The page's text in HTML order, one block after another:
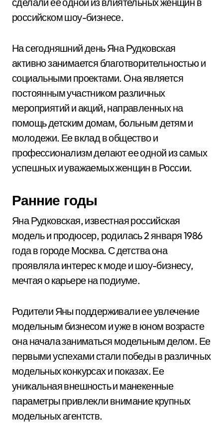
российском шоу-бизнесе.
На сегодняшний день Яна Рудковская
активно занимается благотворительностью и
социальными проектами. Она является
постоянным участником различных
мероприятий и акций, направленных на
помощь детским домам, больным детям и
молодежи. Ее вклад в общество и
профессионализм делают ее одной из самых
успешных и уважаемых женщин в России.
Ранние годы
Яна Рудковская, известная российская
модель и продюсер, родилась 2 января 1986
года в городе Москва. С детства она
проявляла интерес к моде и шоу-бизнесу,
мечтая о карьере на подиуме.
Родители Яны поддерживали ее увлечение
модельным бизнесом и уже в юном возрасте
она начала заниматься модельным делом. Ее
первыми успехами стали победы в различных
модельных конкурсах и показах. Ее
уникальная внешность и манекенные
параметры привлекли внимание крупных
модельных агентств.